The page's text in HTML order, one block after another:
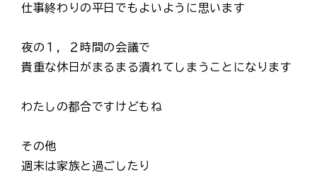
仕事終わりの平日でもよいように思います
夜の１，２時間の会議で
貴重な休日がまるまる潰れてしまうことになります
わたしの都合ですけどもね
その他
週末は家族と過ごしたり